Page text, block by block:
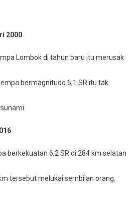
2000
Lombok di tahun baru itu merusak
bermagnitudo 6,1 SR itu tak
berkekuatan 6,2 SR di 284 km selatan
tersebut melukai sembilan orang.